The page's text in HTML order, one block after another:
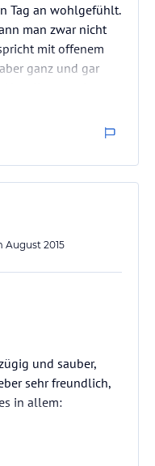
Tag an wohlgefühlt.
man zwar nicht
mit offenem
ganz und gar
Wohnung aber
vom umlaufenden
erlaubt und die
offen. Kostenfreies
sind
August 2015
und sauber,
sehr freundlich,
in allem: